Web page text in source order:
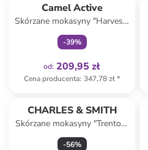
Camel Active
Skórzane mokasyny "Harvest"
w kolorze khaki
-39%
od: 209,95 zł
Cena producenta: 347,78 zł*
CHARLES & SMITH
Skórzane mokasyny "Trenton"
w kolorze jasnobrązowym
-56%